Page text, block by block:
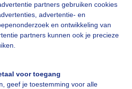
partners gebruiken cookies
advertentie- en
en ontwikkeling van
partners kunnen ook je precieze
voor toegang
geef je toestemming voor alle